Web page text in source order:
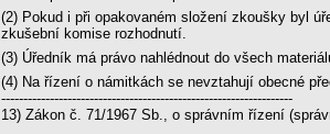
(2) Pokud i při opakovaném složení zkoušky byl
zkušební komise rozhodnutí.
(3) Úředník má právo nahlédnout do všech
(4) Na řízení o námitkách se nevztahují obecné
------------------------------------------------------------------
13) Zákon č. 71/1967 Sb., o správním řízení